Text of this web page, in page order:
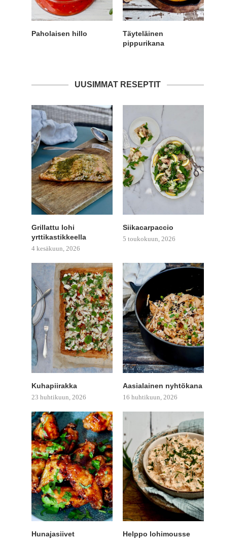
Paholaisen hillo
Täyteläinen
pippurikana
UUSIMMAT RESEPTIT
Grillattu lohi
yrttikastikkeella
4 kesäkuun, 2026
Siikacarpaccio
5 toukokuun, 2026
Kuhapiirakka
23 huhtikuun, 2026
Aasialainen nyhtökana
16 huhtikuun, 2026
Hunajasiivet Helppo lohimousse